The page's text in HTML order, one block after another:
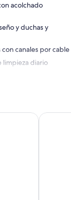
acolchado
y duchas y
canales por cable
limpieza diario